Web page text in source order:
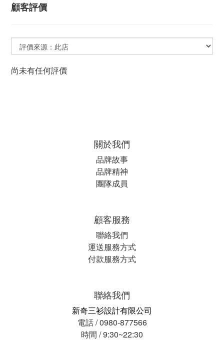
顧客評價
尚未有任何評價
關於我們
品牌故事
品牌精神
團隊成員
顧客服務
聯絡我們
運送服務方式
付款服務方式
聯絡我們
新奇三衫設計有限公司
電話 / 0980-877566
時間 / 9:30~22:30